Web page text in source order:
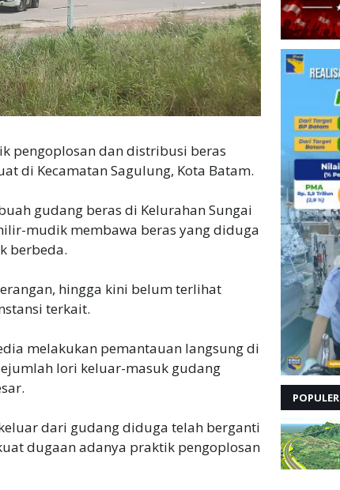
pengoplosan dan distribusi beras
di Kecamatan Sagulung, Kota Batam.
gudang beras di Kelurahan Sungai
mudik membawa beras yang diduga
berbeda.
hingga kini belum terlihat
terkait.
melakukan pemantauan langsung di
lori keluar-masuk gudang
dari gudang diduga telah berganti
dugaan adanya praktik pengoplosan
POPULER